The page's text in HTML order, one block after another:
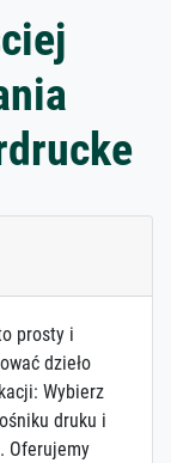
prosty i
dzieło
Wybierz
druku i
Oferujemy